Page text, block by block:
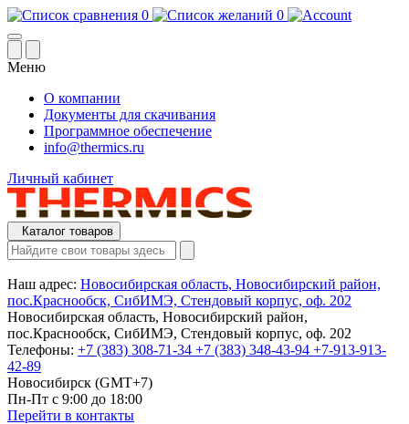
0 0
Меню
О компании
Документы для скачивания
Программное обеспечение
info@thermics.ru
Личный кабинет
Каталог товаров
Наш адрес: Новосибирская область, Новосибирский район,
пос.Краснообск, СибИМЭ, Стендовый корпус, оф. 202
Новосибирская область, Новосибирский район,
пос.Краснообск, СибИМЭ, Стендовый корпус, оф. 202
Телефоны: +7 (383) 308-71-34 +7 (383) 348-43-94 +7-913-913-
42-89
Новосибирск (GMT+7)
Пн-Пт с 9:00 до 18:00
Перейти в контакты